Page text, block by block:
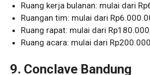
Ruang kerja bulanan: mulai dari
Ruangan tim: mulai dari
Ruang rapat: mulai dari
Ruang acara: mulai dari
9. Conclave Bandung